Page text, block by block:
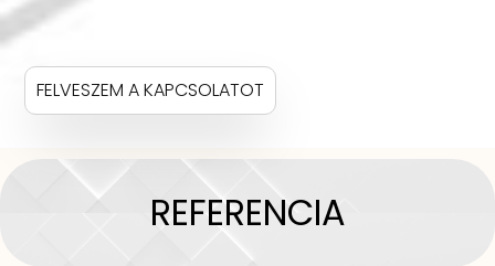
FELVESZEM A KAPCSOLATOT
REFERENCIA